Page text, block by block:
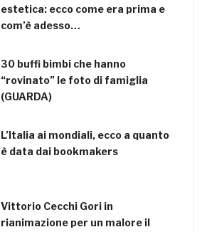
estetica: ecco come era prima e
com’è adesso…
30 buffi bimbi che hanno
“rovinato” le foto di famiglia
(GUARDA)
L’Italia ai mondiali, ecco a quanto
è data dai bookmakers
Vittorio Cecchi Gori in
rianimazione per un malore il